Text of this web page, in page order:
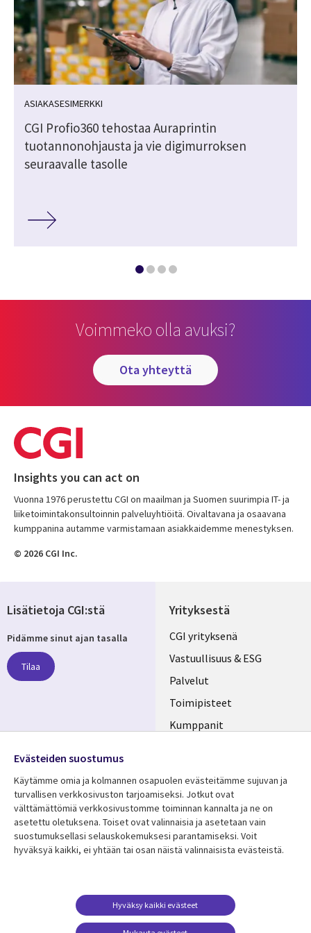
ASIAKASESIMERKKI
CGI Profio360 tehostaa Auraprintin
tuotannonohjausta ja vie digimurroksen
seuraavalle tasolle
Voimmeko olla avuksi?
ota yhteyttä
Insights you can act on
Vuonna 1976 perustettu CGI on maailman ja Suomen suurimpia IT- ja
liiketoimintakonsultoinnin palveluyhtiöitä. Oivaltavana ja osaavana
kumppanina autamme varmistamaan asiakkaidemme menestyksen.
© 2026 CGI Inc.
Yrityksestä
Useful
links
FINLAND
CGI yrityksenä
Vastuullisuus & ESG
Palvelut
Toimipisteet
Kumppanit
Resurssikeskus
Library
FINLAND
Asiakastarinat
Lisätietoa
Legal
Tietosuoja
Käyttöehdot
Yhteystiedot
Lisätietoja CGI:stä
Pidämme sinut ajan tasalla
Tilaa
Media
FINLAND
Evästeiden suostumus
Käytämme omia ja kolmannen osapuolen evästeitämme sujuvan ja
turvallisen verkkosivuston tarjoamiseksi. Jotkut ovat
välttämättömiä verkkosivustomme toiminnan kannalta ja ne on
asetettu oletuksena. Toiset ovat valinnaisia ​​ja asetetaan vain
suostumuksellasi selauskokemuksesi parantamiseksi. Voit
hyväksyä kaikki, ei yhtään tai osan näistä valinnaisista evästeistä.
Hyväksy kaikki evästeet